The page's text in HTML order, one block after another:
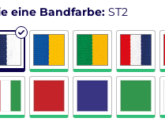
eine Bandfarbe: ST2